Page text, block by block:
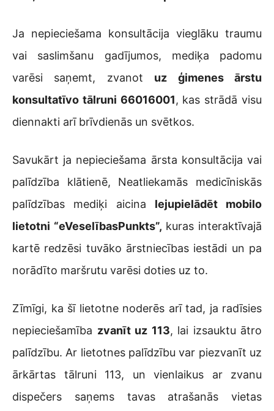
Ja nepieciešama konsultācija vieglāku traumu
vai saslimšanu gadījumos, mediķa padomu
varēsi saņemt, zvanot uz ģimenes ārstu
konsultatīvo tālruni 66016001, kas strādā visu
diennakti arī brīvdienās un svētkos.
Savukārt ja nepieciešama ārsta konsultācija vai
palīdzība klātienē, Neatliekamās medicīniskās
palīdzības mediķi aicina lejupielādēt mobilo
lietotni “eVeselībasPunkts”, kuras interaktīvajā
kartē redzēsi tuvāko ārstniecības iestādi un pa
norādīto maršrutu varēsi doties uz to.
Zīmīgi, ka šī lietotne noderēs arī tad, ja radīsies
nepieciešamība zvanīt uz 113, lai izsauktu ātro
palīdzību. Ar lietotnes palīdzību var piezvanīt uz
ārkārtas tālruni 113, un vienlaikus ar zvanu
dispečers saņems tavas atrašanās vietas